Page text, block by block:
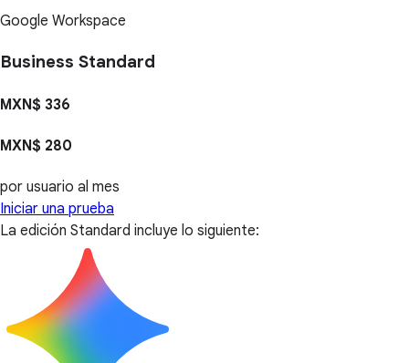
Google Workspace
Business Standard
MXN$ 336
MXN$ 280
por usuario al mes
Iniciar una prueba
La edición Standard incluye lo siguiente: